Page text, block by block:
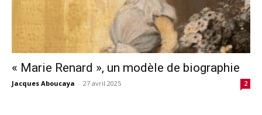
« Marie Renard », un modèle de biographie
Jacques Aboucaya - 27 avril 2025 2